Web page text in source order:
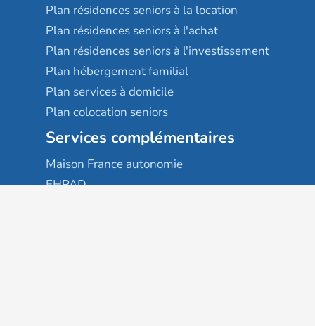
Plan résidences seniors à la location
Plan résidences seniors à l'achat
Plan résidences seniors à l'investissement
Plan hébergement familial
Plan services à domicile
Plan colocation seniors
Services complémentaires
Maison France autonomie
EHPAD